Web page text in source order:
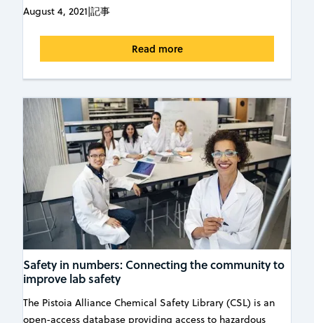
August 4, 2021|記事
Read more
Safety in numbers: Connecting the community to
improve lab safety
The Pistoia Alliance Chemical Safety Library (CSL) is an
open-access database providing access to hazardous